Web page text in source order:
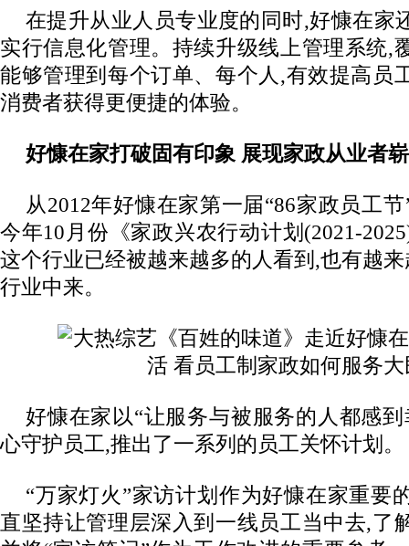
在提升从业人员专业度的同时,好慷在家
实行信息化管理。持续升级线上管理系统,
能够管理到每个订单、每个人,有效提高员
消费者获得更便捷的体验。
好慷在家打破固有印象 展现家政从业者
从2012年好慷在家第一届“86家政员工
今年10月份《家政兴农行动计划(2021-
这个行业已经被越来越多的人看到,也有越
行业中来。
好慷在家以“让服务与被服务的人都感
心守护员工,推出了一系列的员工关怀计划。
“万家灯火”家访计划作为好慷在家重要
直坚持让管理层深入到一线员工当中去,了